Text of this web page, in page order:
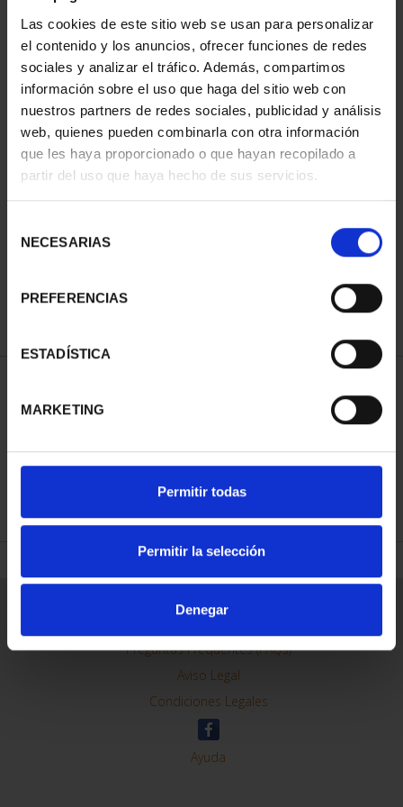
Las cookies de este sitio web se usan para personalizar
el contenido y los anuncios, ofrecer funciones de redes
sociales y analizar el tráfico. Además, compartimos
información sobre el uso que haga del sitio web con
nuestros partners de redes sociales, publicidad y análisis
web, quienes pueden combinarla con otra información
que les haya proporcionado o que hayan recopilado a
partir del uso que haya hecho de sus servicios.
NECESARIAS
PREFERENCIAS
ESTADÍSTICA
MARKETING
Permitir todas
Permitir la selección
Denegar
PATRIMONIO
NACIONAL I - EL
73,00 €
CAPITALES DE
PROVINCIA COLECCION
3.796,00 €
REFINAR
Información General
Contacto
Preguntas Frequentes (FAQs)
Aviso Legal
Condiciones Legales
Ayuda